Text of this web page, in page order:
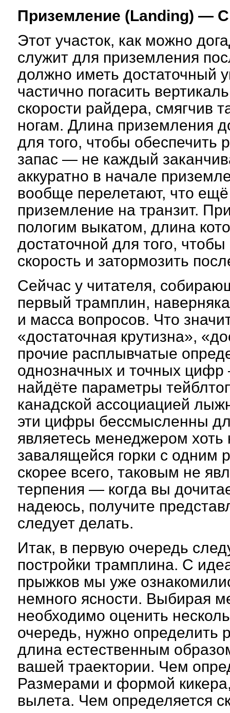
Приземление (Landing) — C
Этот участок, как можно
служит для приземления
должно иметь достаточный
частично погасить
скорости райдера, смягчив
ногам. Длина приземления
для того, чтобы
запас — не каждый
аккуратно в начале
вообще перелетают, что
приземление на транзит.
пологим выкатом, длина
достаточной для того,
скорость и затормозить
Сейчас у читателя,
первый трамплин,
и масса вопросов. Что
«достаточная крутизна»,
прочие расплывчатые
однозначных и точных
найдёте параметры
канадской ассоциацией
эти цифры бессмысленны
являетесь менеджером хоть
завалящейся горки с одним
скорее всего, таковым не
терпения — когда вы
надеюсь, получите
следует делать.
Итак, в первую очередь
постройки трамплина. С
прыжков мы уже
немного ясности. Выбирая
необходимо оценить
очередь, нужно определить
длина естественным
вашей траектории. Чем
Размерами и формой
вылета. Чем определяется